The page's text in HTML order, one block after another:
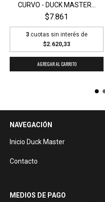
CURVO - DUCK MASTER...
$7.861
3 cuotas sin interés de
$2.620,33
AGREGAR AL CARRITO
NAVEGACIÓN
Inicio Duck Master
Contacto
MEDIOS DE PAGO